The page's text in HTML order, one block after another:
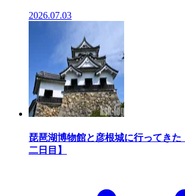
2026.07.03
琵琶湖博物館と彦根城に行ってきた
二日目】